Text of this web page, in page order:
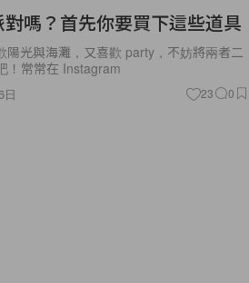
嗎？首先你要買下這些道具
陽光與海灘，又喜歡 party，不妨將兩者二
！常常在 Instagram
日 23 0